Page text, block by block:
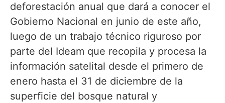
deforestación anual que dará a conocer el
Gobierno Nacional en junio de este año,
luego de un trabajo técnico riguroso por
parte del Ideam que recopila y procesa la
información satelital desde el primero de
enero hasta el 31 de diciembre de la
superficie del bosque natural y